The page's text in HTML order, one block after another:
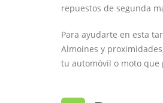
repuestos de segunda
Para ayudarte en esta
Almoines y
tu automóvil o moto que